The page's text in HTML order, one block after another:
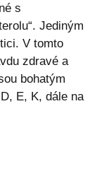
s
Jediným
V tomto
zdravé a
bohatým
E, K, dále na